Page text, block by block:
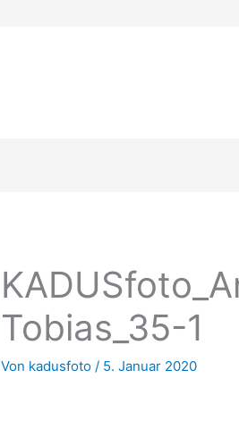
Tobias_35-1
Von kadusfoto/ 5. Januar 2020